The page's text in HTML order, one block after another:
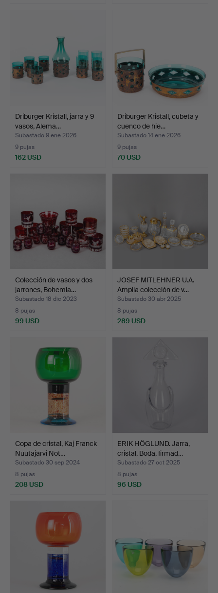
Driburger Kristall, jarra y 9
vasos, Alema…
Subastado 9 ene 2026
9 pujas
162 USD
Driburger Kristall, cubeta y
cuenco de hie…
Subastado 14 ene 2026
9 pujas
70 USD
Colección de vasos y dos
jarrones, Bohemia…
Subastado 18 dic 2023
8 pujas
99 USD
JOSEF MITLEHNER U.A.
Amplia colección de v…
Subastado 30 abr 2025
8 pujas
289 USD
Copa de cristal, Kaj Franck
Nuutajärvi Not…
Subastado 30 sep 2024
8 pujas
208 USD
ERIK HÖGLUND. Jarra,
cristal, Boda, firmad…
Subastado 27 oct 2025
8 pujas
96 USD